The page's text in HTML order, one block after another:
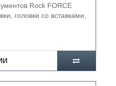
Rock FORCE
головки со вставками,